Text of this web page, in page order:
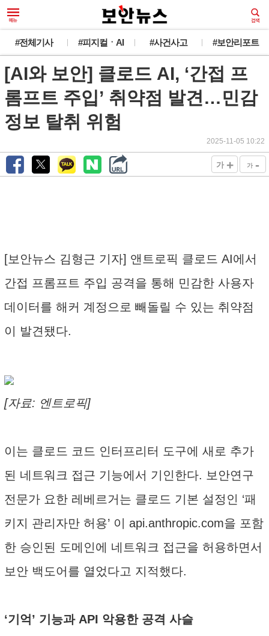
#전체기사 #피지컬ㆍAI #사건사고 #보안리포트
[AI와 보안] 클로드 AI, ‘간접 프
롬프트 주입’ 취약점 발견…민감
정보 탈취 위험
2025-11-05 10:22
가 + 가 -
[보안뉴스 김형근 기자] 앤트로픽 클로드 AI에서
간접 프롬프트 주입 공격을 통해 민감한 사용자
데이터를 해커 계정으로 빼돌릴 수 있는 취약점
이 발견됐다.
[자료: 엔트로픽]
이는 클로드 코드 인터프리터 도구에 새로 추가
된 네트워크 접근 기능에서 기인한다. 보안연구
전문가 요한 레베르거는 클로드 기본 설정인 ‘패
키지 관리자만 허용’ 이 api.anthropic.com을 포함
한 승인된 도메인에 네트워크 접근을 허용하면서
보안 백도어를 열었다고 지적했다.
‘기억’ 기능과 API 악용한 공격 사슬